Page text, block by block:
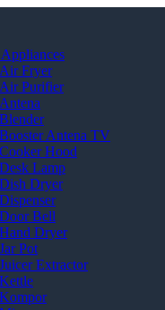
Air Fryer
Air Purifier
Antena
Blender
Booster Antena TV
Cooker Hood
Desk Lamp
Dish Dryer
Dispenser
Door Bell
Hand Dryer
Jar Pot
Juicer Extractor
Kettle
Kompor